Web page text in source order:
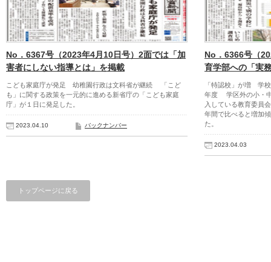
No．6367号（2023年4月10日号）2面では「加
害者にしない指導とは」を掲載
こども家庭庁が発足 幼稚園行政は文科省が継続 「こど
も」に関する政策を一元的に進める新省庁の「こども家庭
庁」が１日に発足した。
2023.04.10 バックナンバー
No．6366号（
育学部への「実
「特認校」が増 学
年度 学区外の小・中
入している教育委員
年間で比べると増加
た。
2023.04.03
トップページに戻る